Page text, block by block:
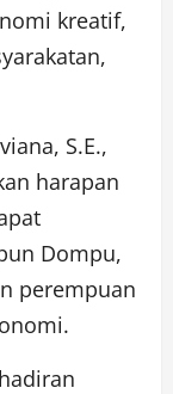
kreatif,
S.E.,
harapan
Dompu,
perempuan